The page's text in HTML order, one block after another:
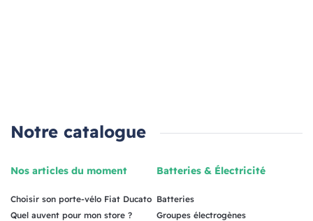
Notre catalogue
Nos articles du moment
Choisir son porte-vélo Fiat Ducato
Quel auvent pour mon store ?
Batteries & Électricité
Batteries
Groupes électrogènes